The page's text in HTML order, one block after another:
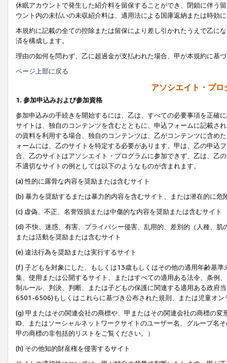
休眠アカウントで発生した紹介料を留保することができ、閉鎖に伴う
ウント内の未払いの未収紹介料は、適用法による国庫返納または時効
本規約に記載の全ての控除または留保により差し引かれたうえで乙に
済を構成します。
理由の如何を問わず、乙に超過金が支払われた場合、甲が本規約に基
ページ上部に戻る
アソシエイト・プ
1. 参加申込みおよび参加資格
参加申込みの手続きを開始するには、乙は、すべての必要事項を正確
サイトは、独自のコンテンツを含むとともに、申込フォームに記載さ
の資料を利用する場合、独自のコンテンツは、乙がコンテンツに含め
ォームには、乙のサイトを特定する必要があります。甲は、乙の申込
合、乙のサイトはアソシエイト・プログラムに参加できず、乙は、乙
不適切なサイトの例としては以下のようなものが含まれます。
(a) 性的に露骨な内容を奨励または含むサイト
(b) 暴力を奨励するまたは暴力的内容を含むサイト、または潜在的に
(c) 虚偽、不正、名誉毀損または中傷的な内容を奨励または含むサイト
(d) 不快、迷惑、有害、プライバシー侵害、乱用的、差別的（人種、
または活動を奨励または含むサイト
(e) 違法行為を奨励または実行するサイト
(f) 子どもを対象にした、もしくは13歳もしくはその他の適用年齢基
集、使用または公開するサイト、またはすべての適用ある法令、条例
制ルール、判決、判断、または子どもの保護に関連する適用ある政府
6501-6506)もしくはこれらに基づき公布された規則、または児童オン
(g) 甲またはその関連会社の商標や、甲またはその関連会社の商標の
ID、またはソーシャルネットワークサイトのユーザー名、グループ名
甲の商標の非包括的リストをご覧ください。）
(h) その他知的財産権を侵害するサイト